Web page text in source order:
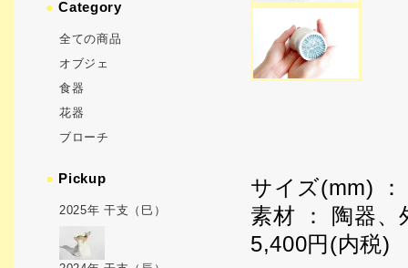
サイズ(mm)
素材 ： 陶器、
5,400円(内税)
●Category
全ての商品
オブジェ
食器
花器
ブローチ
● Pickup
2025年 干支（巳）